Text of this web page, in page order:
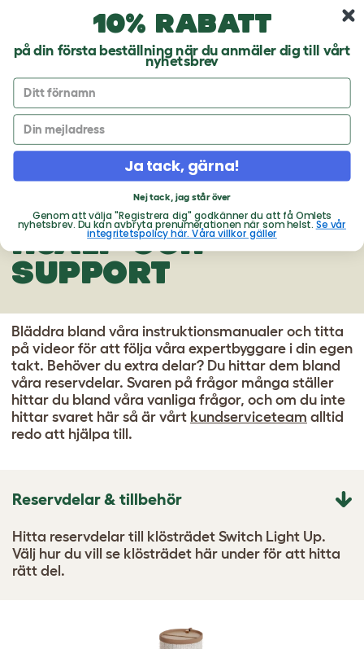
Hoppa till huvudinnehåll
10% rabatt på din första beställning
Klösträdet Switch Light Up
KLÖSTRÄDET
SWITCH LIGHT UP -
HJÄLP OCH
SUPPORT
Bläddra bland våra instruktionsmanualer och titta
på videor för att följa våra expertbyggare i din egen
takt. Behöver du extra delar? Du hittar dem bland
våra reservdelar. Svaren på frågor många ställer
hittar du bland våra vanliga frågor, och om du inte
hittar svaret här så är vårt kundserviceteam alltid
redo att hjälpa till.
Reservdelar & tillbehör
Hitta reservdelar till klösträdet Switch Light Up.
Välj hur du vill se klösträdet här under för att hitta
rätt del.
10% rabatt
på din första beställning när du anmäler dig till vårt
nyhetsbrev
Ja tack, gärna!
Nej tack, jag står över
Genom att välja "Registrera dig" godkänner du att få Omlets
nyhetsbrev. Du kan avbryta prenumerationen när som helst. Se vår
integritetspolicy här. Våra villkor gäller